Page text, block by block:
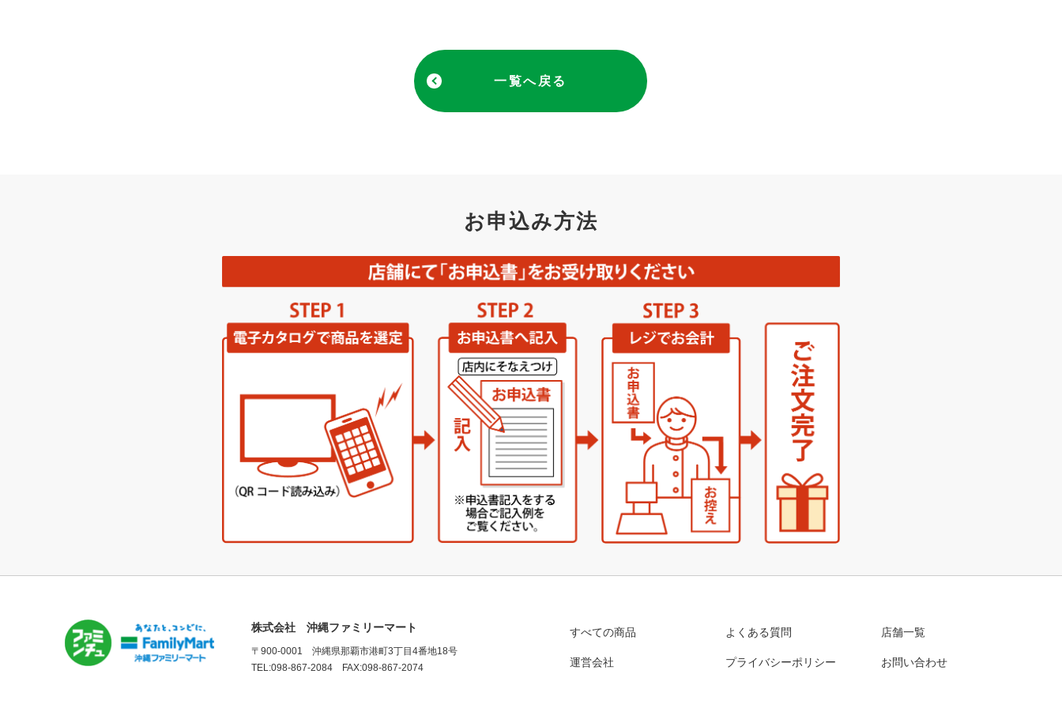
一覧へ戻る
お申込み方法
株式会社 沖縄ファミリーマート
〒900-0001 沖縄県那覇市港町3丁目4番地18号
TEL:098-867-2084 FAX:098-867-2074
すべての商品 よくある質問 店舗一覧
運営会社 プライバシーポリシー お問い合わせ